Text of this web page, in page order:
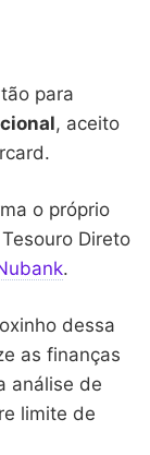
para
, aceito
o próprio
Direto
.
dessa
as finanças
análise de
limite de